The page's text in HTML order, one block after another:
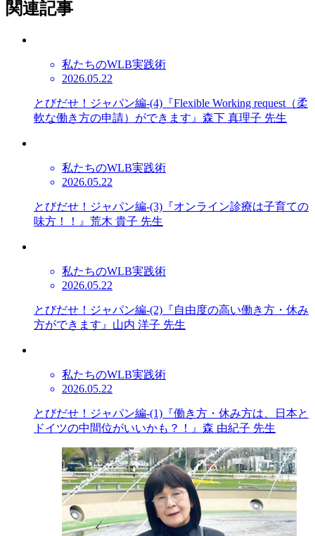
関連記事
私たちのWLB実践術
2026.05.22
とびだせ！ジャパン編-(4)『Flexible Working request（柔
軟な働き方の申請）ができます』森下 真理子 先生
私たちのWLB実践術
2026.05.22
とびだせ！ジャパン編-(3)『オンライン診療は子育ての
味方！！』荒木 貴子 先生
私たちのWLB実践術
2026.05.22
とびだせ！ジャパン編-(2)『自由度の高い働き方・休み
方ができます』山内 洋子 先生
私たちのWLB実践術
2026.05.22
とびだせ！ジャパン編-(1)『働き方・休み方は、日本と
ドイツの中間位がいいかも？！』森 由紀子 先生